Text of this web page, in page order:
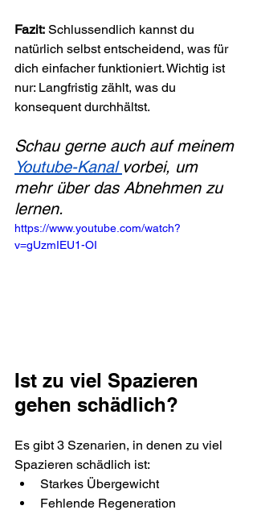
Fazit: Schlussendlich kannst du
natürlich selbst entscheidend, was für
dich einfacher funktioniert. Wichtig ist
nur: Langfristig zählt, was du
konsequent durchhältst.
Schau gerne auch auf meinem
Youtube-Kanal vorbei, um
mehr über das Abnehmen zu
lernen.
https://www.youtube.com/watch?
v=gUzmIEU1-OI
Ist zu viel Spazieren
gehen schädlich?
Es gibt 3 Szenarien, in denen zu viel
Spazieren schädlich ist:
Starkes Übergewicht
Fehlende Regeneration